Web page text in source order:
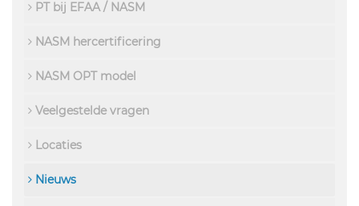
PT bij EFAA / NASM
NASM hercertificering
NASM OPT model
Veelgestelde vragen
Locaties
Nieuws